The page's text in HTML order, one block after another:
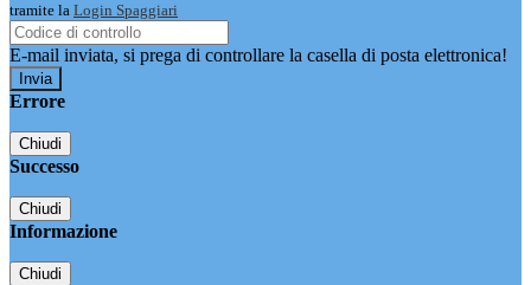
tramite la Login Spaggiari
E-mail inviata, si prega di controllare la casella di posta elettronica!
Errore
Chiudi
Successo
Chiudi
Informazione
Chiudi